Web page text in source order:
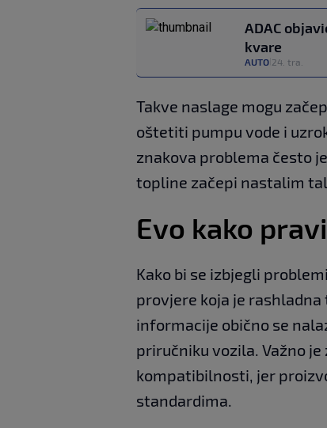
ADAC
kvare
AUTO 24. tra.
Takve naslage mogu
oštetiti pumpu vode i
znakova problema često
topline začepi nastalim
Evo kako
Kako bi se izbjegli
provjere koja je
informacije obično se
priručniku vozila. Važno
kompatibilnosti, jer
standardima.